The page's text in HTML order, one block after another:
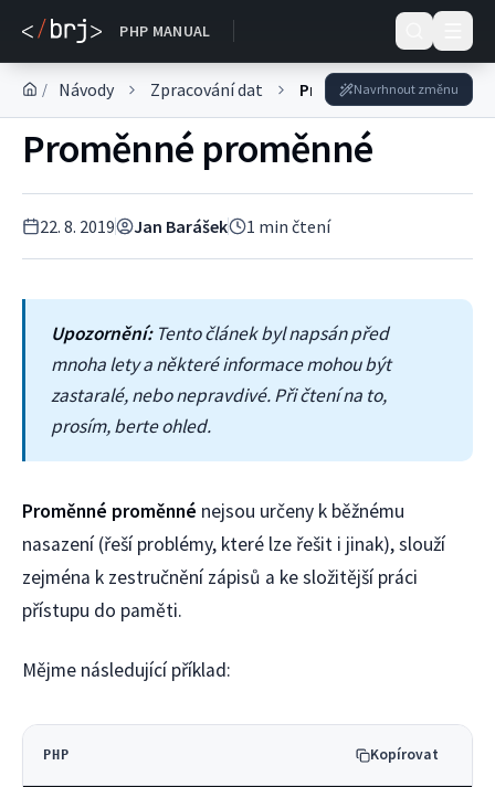
PHP MANUAL
Dokumentace
/ Návody Zpracování dat ProměnnéNavrhnout změnu
Proměnné proměnné
22. 8. 2019 Jan Barášek 1 min čtení
Upozornění:Tento článek byl napsán před
mnoha lety a některé informace mohou být
zastaralé, nebo nepravdivé. Při čtení na to,
prosím, berte ohled.
Proměnné proměnné nejsou určeny k běžnému
nasazení (řeší problémy, které lze řešit i jinak), slouží
zejména k zestručnění zápisů a ke složitější práci
přístupu do paměti.
Mějme následující příklad:
PHP Kopírovat